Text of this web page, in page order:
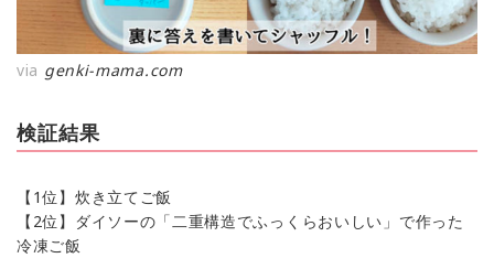
via genki-mama.com
検証結果
【1位】炊き立てご飯
【2位】ダイソーの「二重構造でふっくらおいしい」で作った
冷凍ご飯